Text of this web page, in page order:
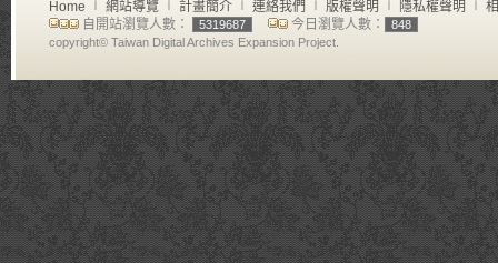
Home ∣ 網站導覽 ∣ 計畫簡介 ∣ 連絡我們 ∣ 版權聲明 ∣ 隱私權聲明 ∣
自開站瀏覽人數：
5319687 今日瀏覽人數：
848
copyright© Taiwan Digital Archives Expansion Project.